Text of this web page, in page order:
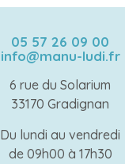
05 57 26 09 00
info@manu-ludi.fr
6 rue du Solarium
33170 Gradignan
Du lundi au vendredi
de 09h00 à 17h30